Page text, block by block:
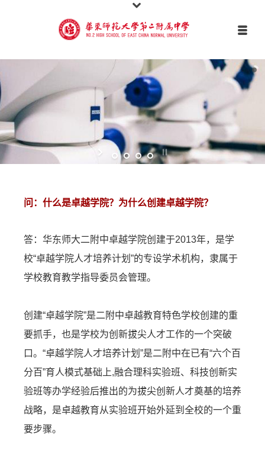
问：什么是卓越学院？为什么创建卓越学院？
答：华东师大二附中卓越学院创建于2013年，是学
校“卓越学院人才培养计划”的专设学术机构，隶属于
学校教育教学指导委员会管理。
创建“卓越学院”是二附中卓越教育特色学校创建的重
要抓手，也是学校为创新拔尖人才工作的一个突破
口。“卓越学院人才培养计划”是二附中在已有“六个百
分百”育人模式基础上,融合理科实验班、科技创新实
验班等办学经验后推出的为拔尖创新人才奠基的培养
战略，是卓越教育从实验班开始外延到全校的一个重
要步骤。